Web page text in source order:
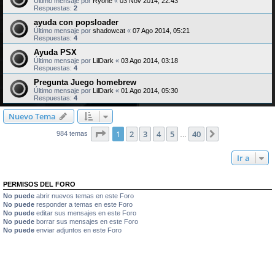
Respuestas: 2
ayuda con popsloader
Último mensaje por shadowcat « 07 Ago 2014, 05:21
Respuestas: 4
Ayuda PSX
Último mensaje por LilDark « 03 Ago 2014, 03:18
Respuestas: 4
Pregunta Juego homebrew
Último mensaje por LilDark « 01 Ago 2014, 05:30
Respuestas: 4
Nuevo Tema
984 temas Página de 40
1 2 3 4 5 40
Ir a
PERMISOS DEL FORO
No puede abrir nuevos temas en este Foro
No puede responder a temas en este Foro
No puede editar sus mensajes en este Foro
No puede borrar sus mensajes en este Foro
No puede enviar adjuntos en este Foro